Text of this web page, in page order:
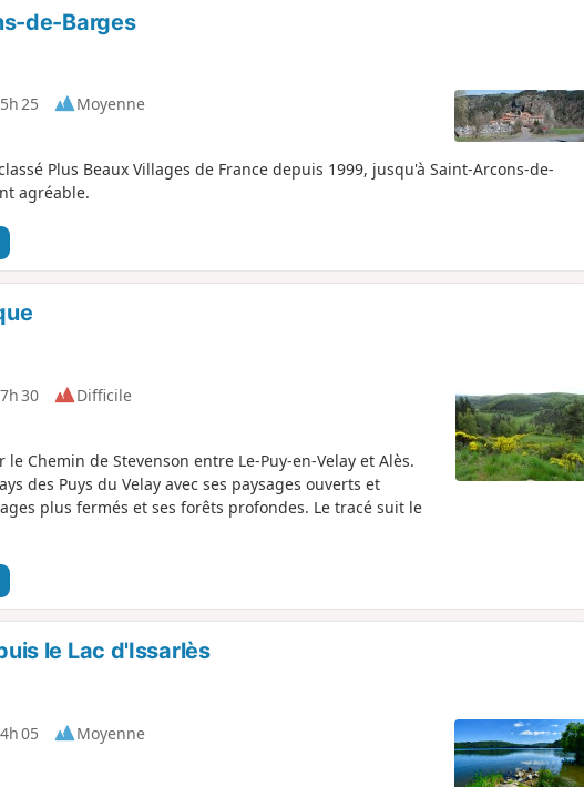
de-Barges
5h 25
Moyenne
Plus Beaux Villages de France depuis 1999, jusqu'à Saint-Arcons-de-
agréable.
7h 30
Difficile
Chemin de Stevenson entre Le-Puy-en-Velay et Alès.
des Puys du Velay avec ses paysages ouverts et
plus fermés et ses forêts profondes. Le tracé suit le
le Lac d'Issarlès
4h 05
Moyenne